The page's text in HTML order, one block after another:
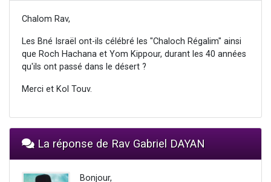
Chalom Rav,
Les Bné Israël ont-ils célébré les "Chaloch Régalim" ainsi
que Roch Hachana et Yom Kippour, durant les 40 années
qu'ils ont passé dans le désert ?
Merci et Kol Touv.
La réponse de Rav Gabriel DAYAN
Bonjour,